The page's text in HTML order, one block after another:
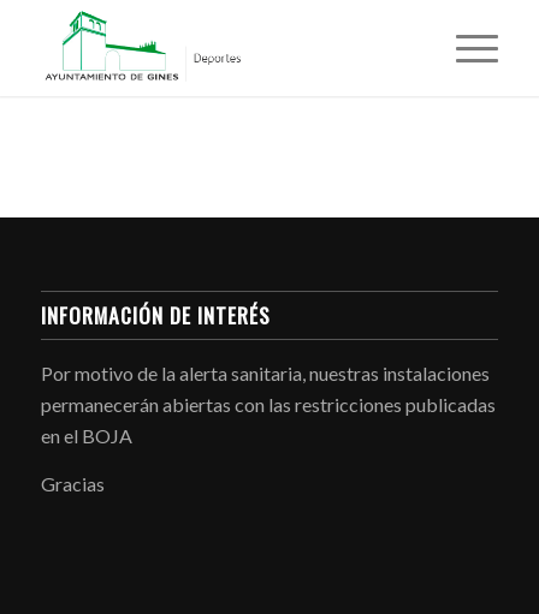
INFORMACIÓN DE INTERÉS
Por motivo de la alerta sanitaria, nuestras instalaciones
permanecerán abiertas con las restricciones publicadas
en el BOJA
Gracias